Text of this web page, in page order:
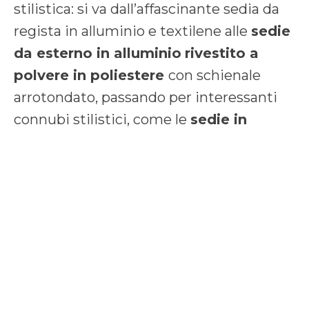
stilistica: si va dall’affascinante sedia da
regista in alluminio e textilene alle sedie
da esterno in alluminio rivestito a
polvere in poliestere con schienale
arrotondato, passando per interessanti
connubi stilistici, come le sedie in